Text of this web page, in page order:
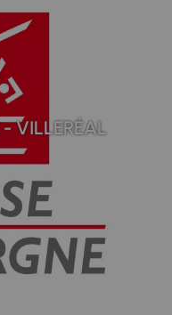
VILLERÉAL